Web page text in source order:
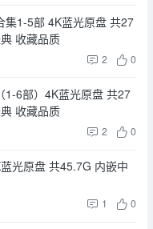
1-5部 4K蓝光原盘 共27
收藏品质
2 0
6部）4K蓝光原盘 共27
收藏品质
2 0
光原盘 共45.7G 内嵌中
1 0